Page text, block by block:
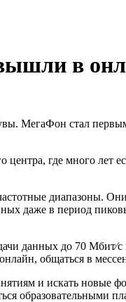
в
МегаФон стал
где много лет
диапазоны.
даже в период
данных до 70 Мбит⁄с
общаться в
и искать новые
образовательными